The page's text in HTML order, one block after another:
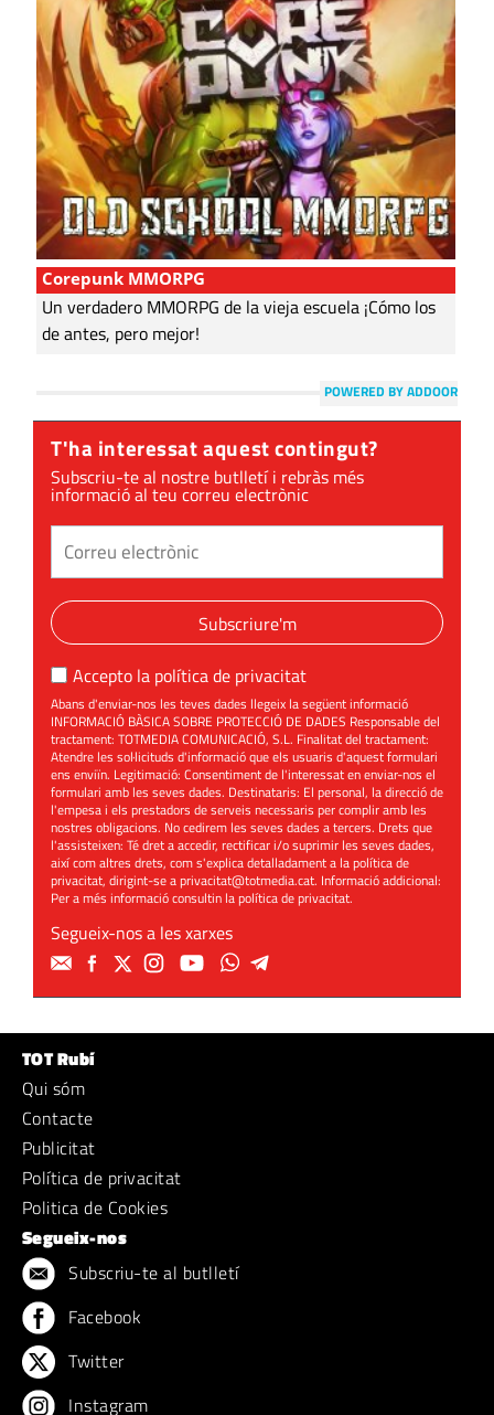
Corepunk MMORPG
Un verdadero MMORPG de la vieja escuela ¡Cómo los
de antes, pero mejor!
POWERED BY ADDOOR
T'ha interessat aquest contingut?
Subscriu-te al nostre butlletí i rebràs més
informació al teu correu electrònic
Subscriure'm
Accepto la política de privacitat
Abans d'enviar-nos les teves dades llegeix la següent informació
INFORMACIÓ BÀSICA SOBRE PROTECCIÓ DE DADES Responsable del
tractament: TOTMEDIA COMUNICACIÓ, S.L. Finalitat del tractament:
Atendre les sol·licituds d'informació que els usuaris d'aquest formulari
ens enviïn. Legitimació: Consentiment de l'interessat en enviar-nos el
formulari amb les seves dades. Destinataris: El personal, la direcció de
l'empesa i els prestadors de serveis necessaris per complir amb les
nostres obligacions. No cedirem les seves dades a tercers. Drets que
l'assisteixen: Té dret a accedir, rectificar i/o suprimir les seves dades,
així com altres drets, com s'explica detalladament a la política de
privacitat, dirigint-se aprivacitat@totmedia.cat. Informació addicional:
Per a més informació consultin lapolítica de privacitat.
Segueix-nos a les xarxes
TOT Rubí
Qui sóm
Contacte
Publicitat
Política de privacitat
Politica de Cookies
Segueix-nos
Subscriu-te al butlletí
Facebook
Twitter
Instagram